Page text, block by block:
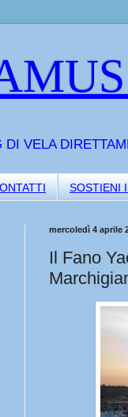
DI VELA
SOSTIENI
mercoledì 4 aprile
Il Fano